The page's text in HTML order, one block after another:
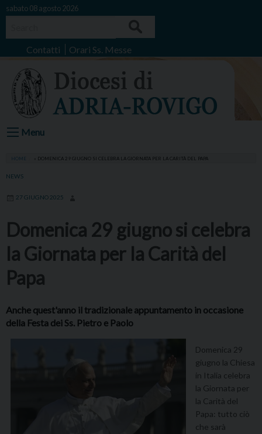
Skip
sabato 08 agosto 2026
Contatti Orari Ss. Messe
Menu
HOME DOMENICA 29 GIUGNO SI CELEBRA LA GIORNATA PER LA CARITÀ DEL PAPA
NEWS
27 GIUGNO 2025
Domenica 29 giugno si celebra
la Giornata per la Carità del
Papa
Anche quest'anno il tradizionale appuntamento in occasione
della Festa dei Ss. Pietro e Paolo
Domenica 29
giugno la Chiesa
in Italia celebra
la Giornata per
la Carità del
Papa: tutto ciò
che sarà